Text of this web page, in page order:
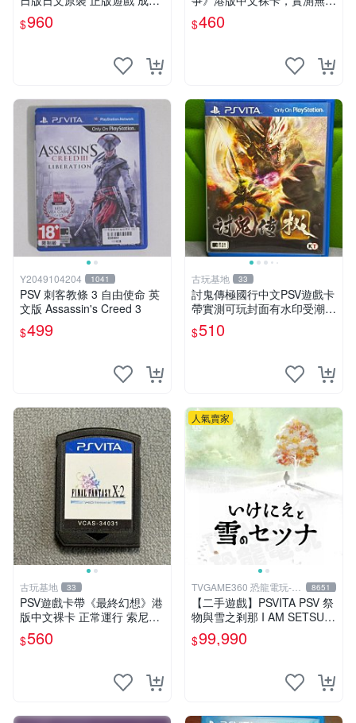
如圖實況保真 PSV遊戲 日版
PS 測試無誤 美品保證
$960
誤！僅限Sony PSP機器運
行，其他無法使用。單次購兩
$460
Y2049104204 1041
PSV 刺客教條 3 自由使命 英
文版 Assassin's Creed 3
$499
古玩基地 33
討鬼傳極國行中文PSV遊戲卡
帶實測可玩封面有水印受潮痕
跡請看圖確認成色無異議再拍
嚴選二手遊戲請認真審視
$510
古玩基地 33
PSV遊戲卡帶《最終幻想》港
版中文裸卡 正常運行 索尼官
方認證 不支持其他品牌機器
可單次購買多張享優惠 最終
$560
人氣賣家
TVGAME360 恐龍電玩-台
中店
8651
【二手遊戲】PSVITA PSV 祭
物與雪之剎那 I AM SETSUN
日文版【台中恐龍電玩】
$99,990